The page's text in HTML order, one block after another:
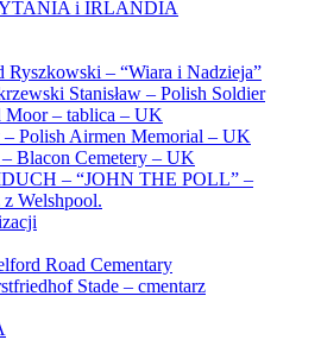
i IRLANDIA
Ryszkowski – “Wiara i Nadzieja”
Stanisław – Polish Soldier
Moor – tablica – UK
– Polish Airmen Memorial – UK
– Blacon Cemetery – UK
– “JOHN THE POLL” –
z Welshpool.
Road Cementary
Stade – cmentarz